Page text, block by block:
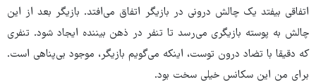
اتفاقی بیفتد یک چالش درونی در بازیگر اتفاق می‌افتد. بازیگر بعد از این
چالش به پوسته بازیگری می‌رسد تا تنفر در ذهن بیننده ایجاد شود. تنفری
که دقیقا با تضاد درون توست، اینکه می‌گویم بازیگر، موجود بی‌پناهی است.
برای من این سکانس خیلی سخت بود.